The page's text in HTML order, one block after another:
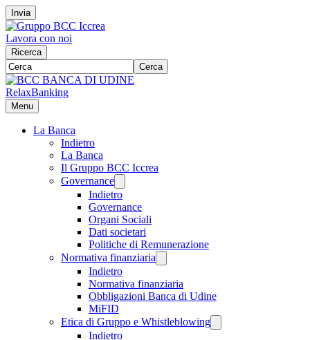
Invia
Lavora con noi
Ricerca
Cerca
RelaxBanking
Menu
La Banca
Indietro
La Banca
Il Gruppo BCC Iccrea
Governance
Indietro
Governance
Organi Sociali
Dati societari
Politiche di Remunerazione
Normativa finanziaria
Indietro
Normativa finanziaria
Obbligazioni Banca di Udine
MiFID
Etica di Gruppo e Whistleblowing
Indietro